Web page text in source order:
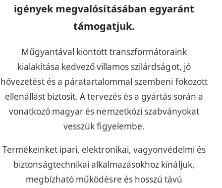
igények megvalósításában egyaránt
támogatjuk.
Műgyantával kiöntött transzformátoraink
kialakítása kedvező villamos szilárdságot, jó
hővezetést és a páratartalommal szembeni fokozott
ellenállást biztosít. A tervezés és a gyártás során a
vonatkozó magyar és nemzetközi szabványokat
vesszük figyelembe.
Termékeinket ipari, elektronikai, vagyonvédelmi és
biztonságtechnikai alkalmazásokhoz kínáljuk,
megbízható működésre és hosszú távú